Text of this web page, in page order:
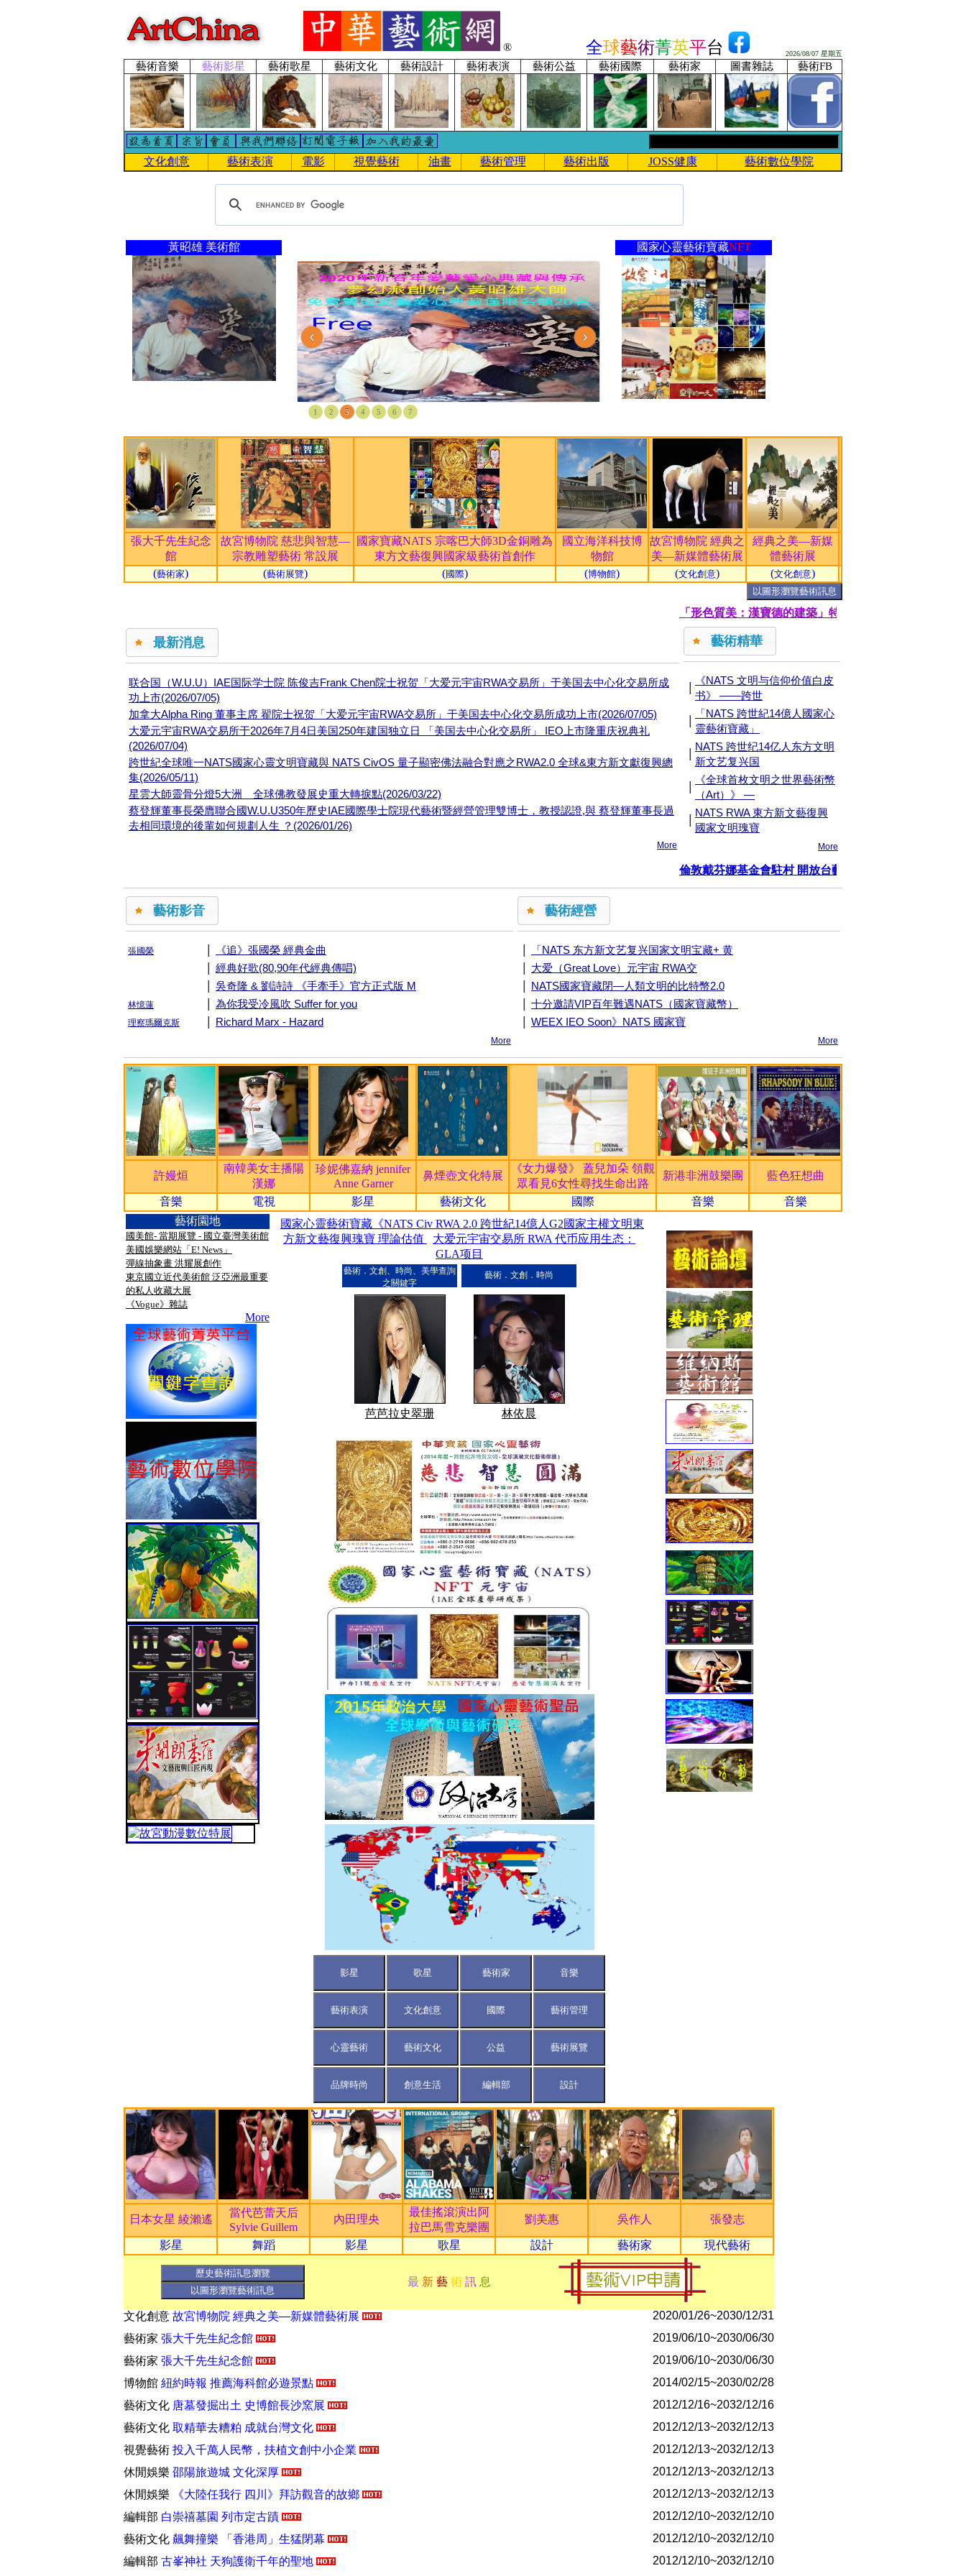
® 全球藝術菁英平台 2026/08/07 星期五
藝術音樂 藝術影星 藝術歌星 藝術文化 藝術設計 藝術表演 藝術公益 藝術國際 藝術家 圖書雜誌 藝術FB
文化創意 藝術表演 電影 視覺藝術 油畫 藝術管理 藝術出版 JOSS健康 藝術數位學院
黃昭雄 美術館
‹ ›
1 2 3 4 5 6 7
國家心靈藝術寶藏NFT
張大千先生紀念
館
故宮博物院 慈悲與智慧—
宗教雕塑藝術 常設展
國家寶藏NATS 宗喀巴大師3D金銅雕為
東方文藝復興國家級藝術首創作
國立海洋科技博
物館
故宮博物院 經典之
美—新媒體藝術展
經典之美—新媒
體藝術展
(藝術家) (藝術展覽) (國際) (博物館) (文化創意) (文化創意)
最新消息
联合国（W.U.U）IAE国际学士院 陈俊吉Frank Chen院士祝贺「大爱元宇宙RWA交易所」于美国去中心化交易所成
功上市(2026/07/05)
加拿大Alpha Ring 董事主席 翟院士祝贺「大爱元宇宙RWA交易所」于美国去中心化交易所成功上市(2026/07/05)
大爱元宇宙RWA交易所于2026年7月4日美国250年建国独立日 「美国去中心化交易所」 IEO上市隆重庆祝典礼
(2026/07/04)
跨世紀全球唯一NATS國家心靈文明寶藏與 NATS CivOS 量子顯密佛法融合對應之RWA2.0 全球&東方新文獻復興總
集(2026/05/11)
星雲大師靈骨分燈5大洲 全球佛教發展史重大轉捩點(2026/03/22)
蔡登輝董事長榮膺聯合國W.U.U350年歷史IAE國際學士院現代藝術暨經營管理雙博士，教授認證,與 蔡登輝董事長過
去相同環境的後輩如何規劃人生 ？(2026/01/26)
More
藝術精華
《NATS 文明与信仰价值白皮
书》 ——跨世
「NATS 跨世紀14億人國家心
靈藝術寶藏」
NATS 跨世纪14亿人东方文明
新文艺复兴国
《全球首枚文明之世界藝術幣
（Art）》 —
NATS RWA 東方新文藝復興
國家文明瑰寶
More
藝術影音
張國榮 《追》張國榮 經典金曲
經典好歌(80,90年代經典傳唱)
吳奇隆 & 劉詩詩 《手牽手》官方正式版 M
林憶蓮 為你我受冷風吹 Suffer for you
理察瑪爾克斯 Richard Marx - Hazard
More
藝術經營
「NATS 东方新文艺复兴国家文明宝藏+ 黄
大爱（Great Love）元宇宙 RWA交
NATS國家寶藏閉—人類文明的比特幣2.0
十分邀請VIP百年難遇NATS（國家寶藏幣）
WEEX IEO Soon》NATS 國家寶
More
許嫚烜
南韓美女主播陽
漢娜
珍妮佛嘉納 jennifer
Anne Garner
鼻煙壺文化特展
《女力爆發》 蓋兒加朵 領觀
眾看見6女性尋找生命出路
新港非洲鼓樂團 藍色狂想曲
音樂 電視 影星 藝術文化 國際 音樂
音樂
藝術園地
國美館- 當期展覽 - 國立臺灣美術館
美國娛樂網站「E! News」
彈線抽象畫 洪耀展創作
東京國立近代美術館 泛亞洲最重要
的私人收藏大展
《Vogue》雜誌
More
國家心靈藝術寶藏《NATS Civ RWA 2.0 跨世紀14億人G2國家主權文明東
方新文藝復興瑰寶 理論估值
大爱元宇宙交易所 RWA 代币应用生态：
GLA项目
藝術．文創、時尚、美學查詢
之關鍵字
藝術．文創．時尚
日本女星 綾瀨遙
當代芭蕾天后
Sylvie Guillem
內田理央
最佳搖滾演出阿
拉巴馬雪克樂團
劉美惠 吳作人 張發志
影星 舞蹈 影星 歌星 設計 藝術家 現代藝術
最 新 藝 術訊息
投入千萬人民幣，扶植文創中小企業
《大陸任我行 四川》拜訪觀音的故鄉
藝術文化工程師變畫家 愛情興趣兩美
2012/12/08~2032/12/08
甄選人才2012電子書創作大賽 得獎名單公布
2012/12/08~2032/12/08
藝術文化日本3D幻視展 讓你「破冰懸空」
2012/12/08~2032/12/08
其他廖亦武批莫言：人與文都有問題
2012/12/07~2032/12/07
編輯部 VIP護持邀請函！人生可獲國家級三大寶藏 【龍藏經
2022/06/01~2050/06/01
國際國家寶藏NATS 宗喀巴大師3D金銅雕為東方文
2020/02/01~2035/02/01
藝術展覽故宮博物院 慈悲與智慧—宗教雕塑藝術 常設展
2020/01/26~2030/01/31
文化創意經典之美—新媒體藝術展
2020/01/26~2030/12/31
文化創意故宮博物院 經典之美—新媒體藝術展
2020/01/26~2030/12/31
藝術家張大千先生紀念館
2019/06/10~2030/06/30
藝術家 張大千先生紀念館
2019/06/10~2030/06/30
博物館 紐約時報 推薦海科館必遊景點
2014/02/15~2030/02/28
藝術文化唐墓發掘出土 史博館長沙窯展
2012/12/16~2032/12/16
藝術文化 取精華去糟粕 成就台灣文化
2012/12/13~2032/12/13
視覺藝術 投入千萬人民幣，扶植文創中小企業
2012/12/13~2032/12/13
休閒娛樂 邵陽旅遊城 文化深厚
2012/12/13~2032/12/13
休閒娛樂 《大陸任我行 四川》拜訪觀音的故鄉
2012/12/13~2032/12/13
編輯部白崇禧墓園 列市定古蹟
2012/12/10~2032/12/10
藝術文化飆舞撞樂 「香港周」生猛閉幕
2012/12/10~2032/12/10
編輯部古峯神社 天狗護衛千年的聖地
2012/12/10~2032/12/10
藝術文化 工程師變畫家 愛情興趣兩美 2012/12/08~2032/12/08